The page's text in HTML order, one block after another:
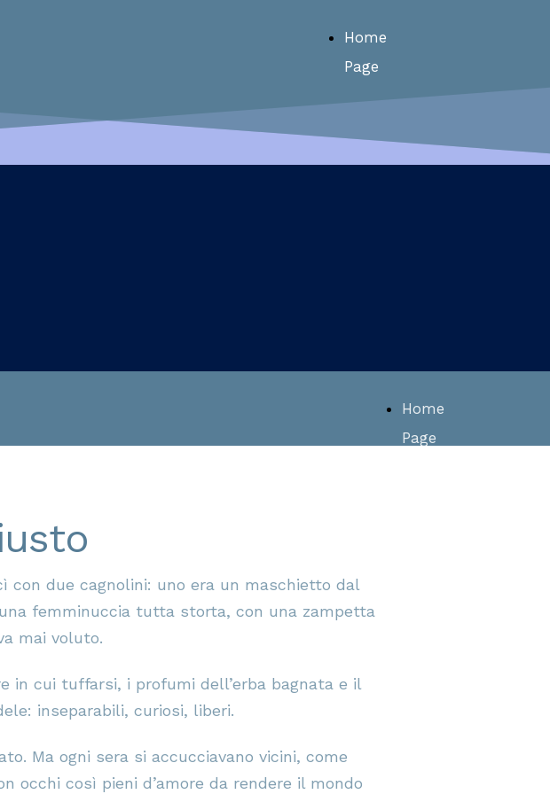
Home
Page
Home
Page
con due cagnolini: uno era un maschietto dal
femminuccia tutta storta, con una zampetta
mai voluto.
in cui tuffarsi, i profumi dell’erba bagnata e il
inseparabili, curiosi, liberi.
Ma ogni sera si accucciavano vicini, come
occhi così pieni d’amore da rendere il mondo